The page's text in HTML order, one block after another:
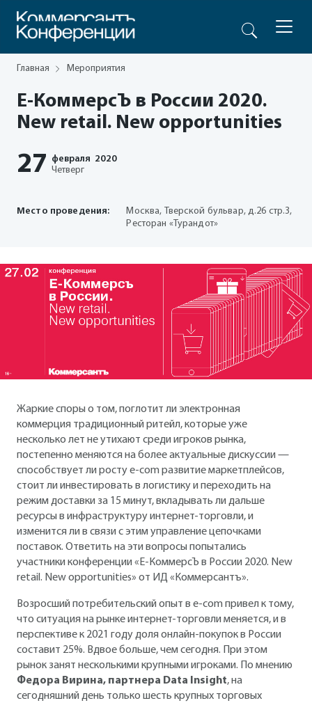
Главная Мероприятия
E-КоммерсЪ в России 2020.
New retail. New opportunities
27 февраля 2020
Четверг
Место проведения:
Москва, Тверской бульвар, д.26 стр.3,
Ресторан «Турандот»
Жаркие споры о том, поглотит ли электронная
коммерция традиционный ритейл, которые уже
несколько лет не утихают среди игроков рынка,
постепенно меняются на более актуальные дискуссии —
способствует ли росту e-com развитие маркетплейсов,
стоит ли инвестировать в логистику и переходить на
режим доставки за 15 минут, вкладывать ли дальше
ресурсы в инфраструктуру интернет-торговли, и
изменится ли в связи с этим управление цепочками
поставок. Ответить на эти вопросы попытались
участники конференции «E-КоммерсЪ в России 2020. New
retail. New opportunities» от ИД «Коммерсантъ».
Возросший потребительский опыт в e-com привел к тому,
что ситуация на рынке интернет-торговли меняется, и в
перспективе к 2021 году доля онлайн-покупок в России
составит 25%. Вдвое больше, чем сегодня. При этом
рынок занят несколькими крупными игроками. По мнению
Федора Вирина, партнера Data Insight, на
сегодняшний день только шесть крупных торговых